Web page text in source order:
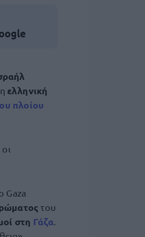
ελληνική
πλοίου
Gaza
του
στη Γάζα